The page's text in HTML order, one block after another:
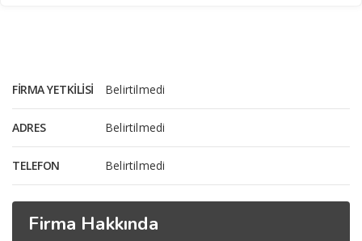
FIRMA YETKILISI Belirtilmedi
ADRES Belirtilmedi
TELEFON Belirtilmedi
Firma Hakkında